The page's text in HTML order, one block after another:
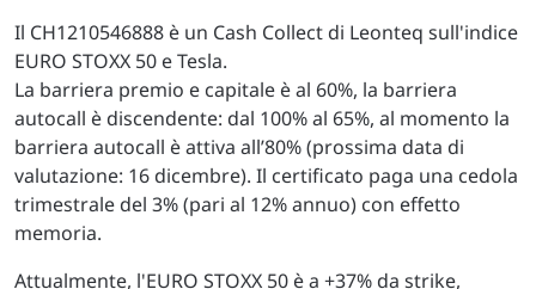
Il CH1210546888 è un Cash Collect di Leonteq sull'indice
EURO STOXX 50 e Tesla.
La barriera premio e capitale è al 60%, la barriera
autocall è discendente: dal 100% al 65%, al momento la
barriera autocall è attiva all’80% (prossima data di
valutazione: 16 dicembre). Il certificato paga una cedola
trimestrale del 3% (pari al 12% annuo) con effetto
memoria.
Attualmente, l'EURO STOXX 50 è a +37% da strike,